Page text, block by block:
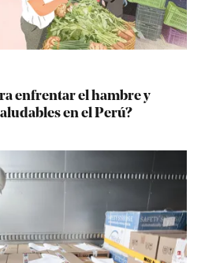
enfrentar el hambre y
en el Perú?